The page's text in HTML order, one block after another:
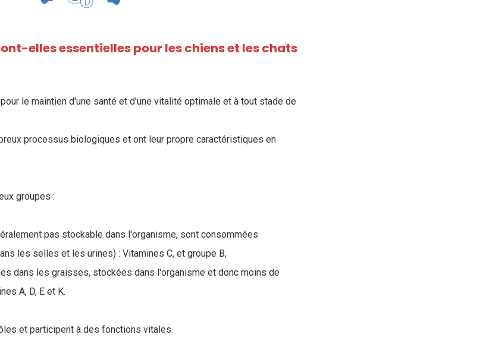
elles essentielles pour les chiens et les chats
le maintien d'une santé et d'une vitalité optimale et à tout stade de
processus biologiques et ont leur propre caractéristiques en
groupes :
pas stockable dans l'organisme, sont consommées
les selles et les urines) : Vitamines C, et groupe B,
dans les graisses, stockées dans l'organisme et donc moins de
A, D, E et K.
et participent à des fonctions vitales.